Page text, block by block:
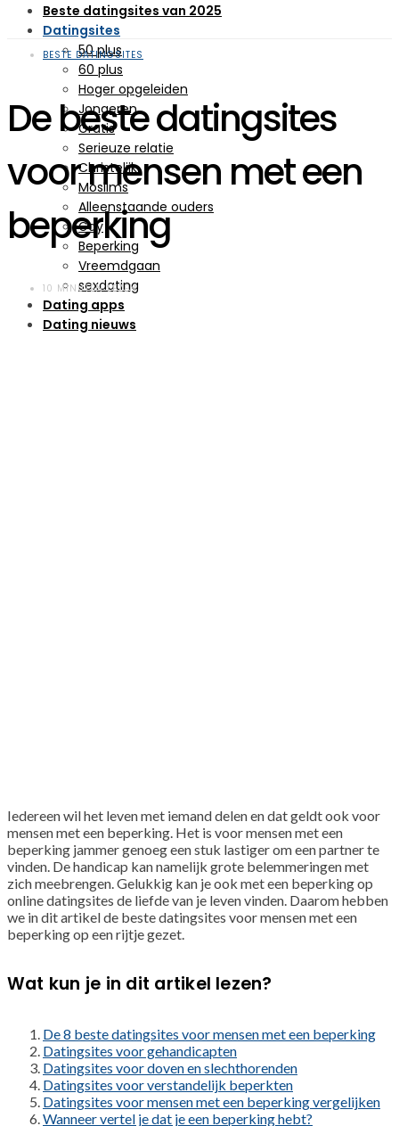
Beste datingsites van 2025
Datingsites
50 plus
60 plus
Hoger opgeleiden
Jongeren
Gratis
Serieuze relatie
Christelijk
Moslims
Alleenstaande ouders
Gay
Beperking
Vreemdgaan
sexdating
Dating apps
Dating nieuws
BESTE DATINGSITES
De beste datingsites
voor mensen met een
beperking
10 MINUTEN LEZEN
Iedereen wil het leven met iemand delen en dat geldt ook voor
mensen met een beperking. Het is voor mensen met een
beperking jammer genoeg een stuk lastiger om een partner te
vinden. De handicap kan namelijk grote belemmeringen met
zich meebrengen. Gelukkig kan je ook met een beperking op
online datingsites de liefde van je leven vinden. Daarom hebben
we in dit artikel de beste datingsites voor mensen met een
beperking op een rijtje gezet.
Wat kun je in dit artikel lezen?
De 8 beste datingsites voor mensen met een beperking
Datingsites voor gehandicapten
Datingsites voor doven en slechthorenden
Datingsites voor verstandelijk beperkten
Datingsites voor mensen met een beperking vergelijken
Wanneer vertel je dat je een beperking hebt?